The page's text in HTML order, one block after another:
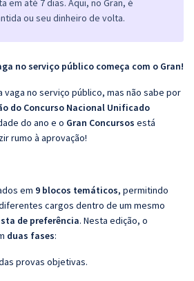
em até 7 dias. Aqui, no Gran, é
ou seu dinheiro de volta.
no serviço público começa com o Gran!
vaga no serviço público, mas não sabe por
do Concurso Nacional Unificado
do ano e o Gran Concursos está
rumo à aprovação!
em 9 blocos temáticos, permitindo
cargos dentro de um mesmo
de preferência. Nesta edição, o
duas fases:
provas objetivas.